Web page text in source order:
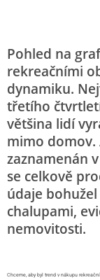
Pohled na
rekreačními
dynamiku.
třetího
většina lidí
mimo domov.
zaznamenán
se celkově
údaje
chalupami,
nemovitosti.
Chceme, aby byl trend v nákupu